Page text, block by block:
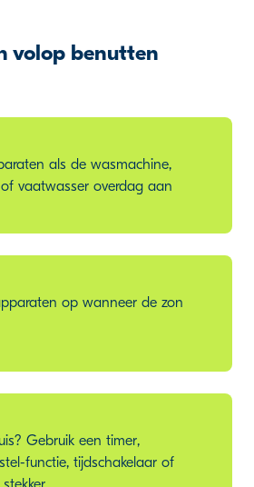
volop benutten
als de wasmachine,
vaatwasser overdag aan
op wanneer de zon
Gebruik een timer,
functie, tijdschakelaar of